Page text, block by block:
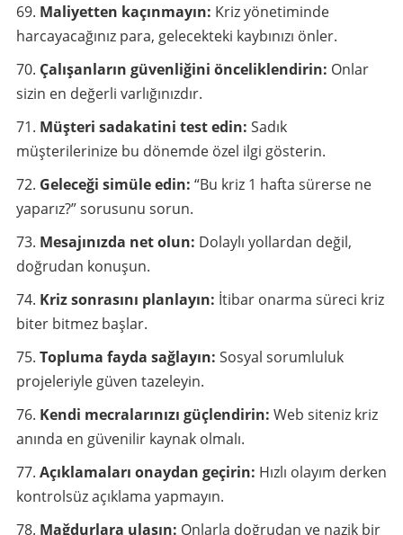
Maliyetten kaçınmayın: Kriz yönetiminde
harcayacağınız para, gelecekteki kaybınızı önler.
Çalışanların güvenliğini önceliklendirin: Onlar
sizin en değerli varlığınızdır.
Müşteri sadakatini test edin: Sadık
müşterilerinize bu dönemde özel ilgi gösterin.
Geleceği simüle edin: “Bu kriz 1 hafta sürerse ne
yaparız?” sorusunu sorun.
Mesajınızda net olun: Dolaylı yollardan değil,
doğrudan konuşun.
Kriz sonrasını planlayın: İtibar onarma süreci kriz
biter bitmez başlar.
Topluma fayda sağlayın: Sosyal sorumluluk
projeleriyle güven tazeleyin.
Kendi mecralarınızı güçlendirin: Web siteniz kriz
anında en güvenilir kaynak olmalı.
Açıklamaları onaydan geçirin: Hızlı olayım derken
kontrolsüz açıklama yapmayın.
Mağdurlara ulaşın: Onlarla doğrudan ve nazik bir